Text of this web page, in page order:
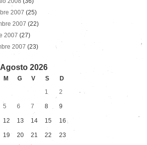
2007 (25)
2007 (22)
2007 (27)
2007 (23)
Agosto 2026
M G V S
D
1
2
5 6 7 8 9
12 13 14 15 16
19 20 21 22 23